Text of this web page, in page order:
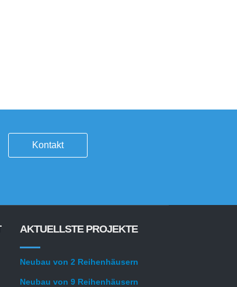
Kontakt
AKTUELLSTE PROJEKTE
Neubau von 2 Reihenhäusern
Neubau von 9 Reihenhäusern